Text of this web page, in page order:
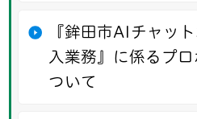
『鉾田市AIチャッ
入業務』に係るプ
ついて